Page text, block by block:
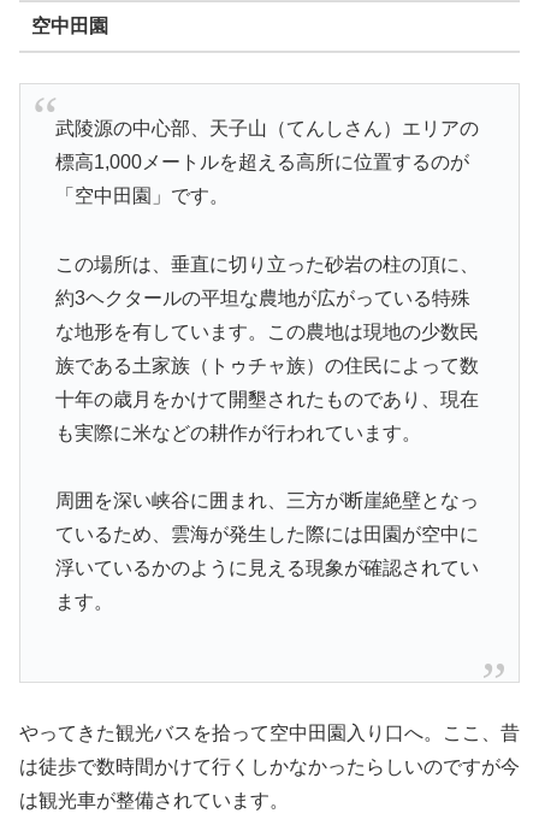
空中田園
武陵源の中心部、天子山（てんしさん）エリアの
標高1,000メートルを超える高所に位置するのが
「空中田園」です。
この場所は、垂直に切り立った砂岩の柱の頂に、
約3ヘクタールの平坦な農地が広がっている特殊
な地形を有しています。この農地は現地の少数民
族である土家族（トゥチャ族）の住民によって数
十年の歳月をかけて開墾されたものであり、現在
も実際に米などの耕作が行われています。
周囲を深い峡谷に囲まれ、三方が断崖絶壁となっ
ているため、雲海が発生した際には田園が空中に
浮いているかのように見える現象が確認されてい
ます。
やってきた観光バスを拾って空中田園入り口へ。ここ、昔
は徒歩で数時間かけて行くしかなかったらしいのですが今
は観光車が整備されています。